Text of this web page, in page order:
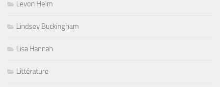
Levon Helm
Lindsey Buckingham
Lisa Hannah
Littérature